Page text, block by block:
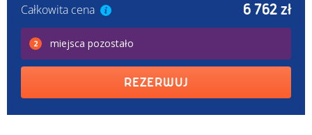
Całkowita cena 6 762 zł
2 miejsca pozostało
REZERWUJ